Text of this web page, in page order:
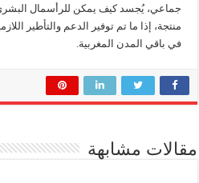
جماعي، يُجسد كيف يمكن للرأسمال
منتجة، إذا ما تم توفير الدعم والتأطير
في باقي المدن المغربية.
مقالات مشابهة